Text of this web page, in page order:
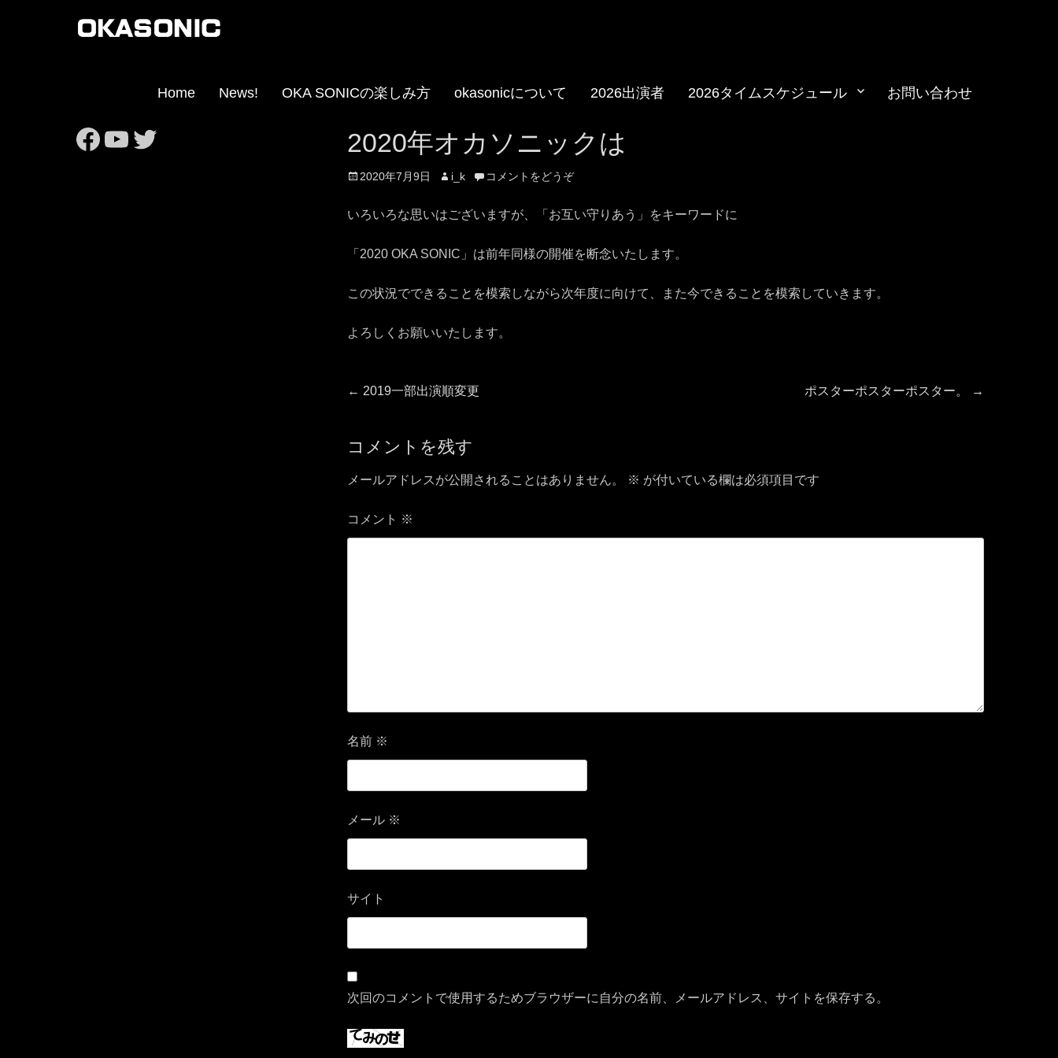
Home News! OKA SONICの楽しみ方 okasonicについて 2026出演者 2026タイムスケジュール お問い合わせ
2020年オカソニックは
投
日
2020年7月9日
投
者
i_k コメントをどうぞ
いろいろな思いはございますが、「お互い守りあう」をキーワードに
「2020 OKA SONIC」は前年同様の開催を断念いたします。
この状況でできることを模索しながら次年度に向けて、また今できることを模索していきます。
よろしくお願いいたします。
投
ナ
ゲ
← 前
稿:
2019一部出演順変更
次
ポスターポスターポスター。 →
コメントを残す
メールアドレスが公開されることはありません。 ※ が付いている欄は必須項目です
コメント ※
名前 ※
メール ※
サイト
次回のコメントで使用するためブラウザーに自分の名前、メールアドレス、サイトを保存する。
https://www.facebook.com/oka.sonic
https://www.youtube.com/@okasonic597/playlists
Twitter